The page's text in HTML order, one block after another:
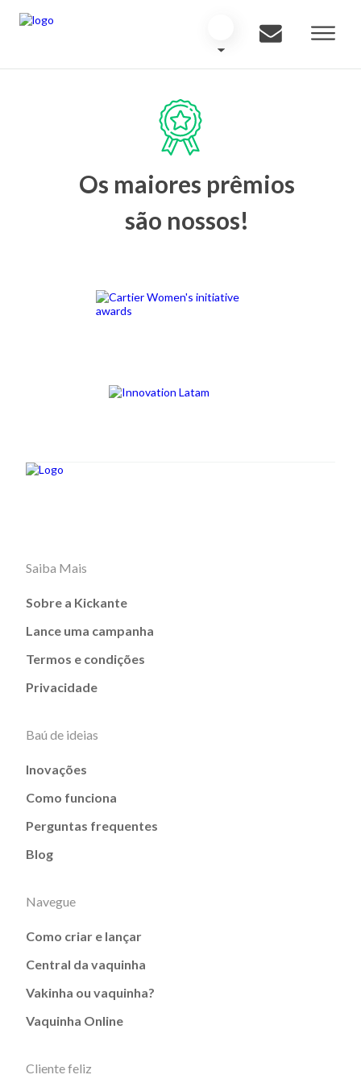
Os maiores prêmios
são nossos!
Saiba Mais
Sobre a Kickante
Lance uma campanha
Termos e condições
Privacidade
Baú de ideias
Inovações
Como funciona
Perguntas frequentes
Blog
Navegue
Como criar e lançar
Central da vaquinha
Vakinha ou vaquinha?
Vaquinha Online
Cliente feliz